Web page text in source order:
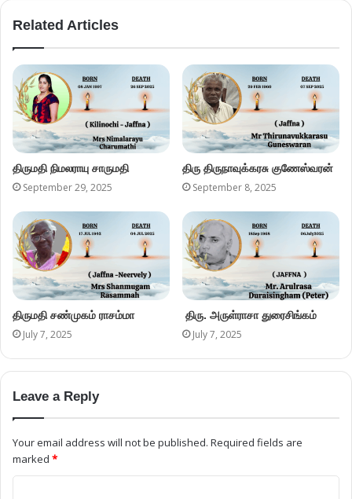
Related Articles
திருமதி நிமலராயு சாருமதி
September 29, 2025
திரு திருநாவுக்கரசு குணேஸ்வரன்
September 8, 2025
திருமதி சண்முகம் ராசம்மா
July 7, 2025
திரு. அருள்ராசா துரைசிங்கம்
July 7, 2025
Leave a Reply
Your email address will not be published. Required fields are
marked *